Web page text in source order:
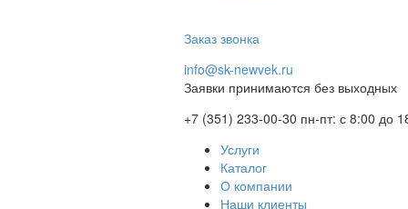
Заказ звонка
info@sk-newvek.ru
Заявки принимаются без выходных
+7 (351) 233-00-30 пн-пт: с 8:00 до
Услуги
Каталог
О компании
Наши клиенты